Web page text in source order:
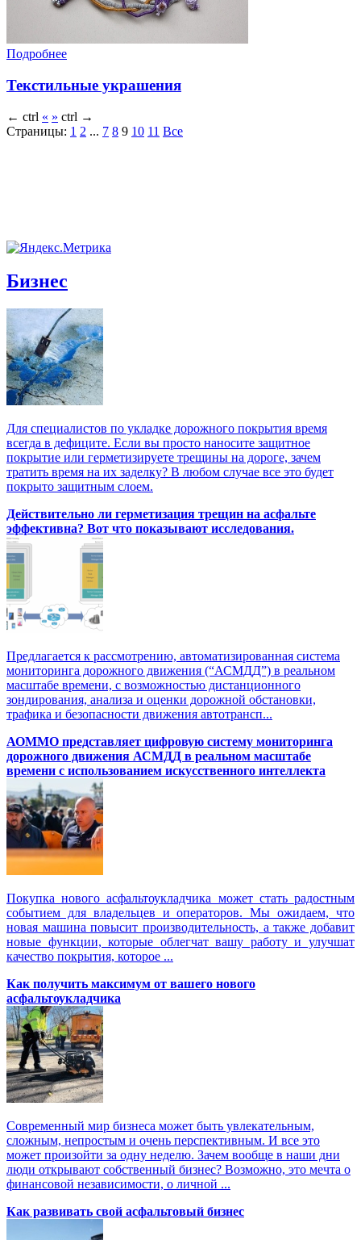
Подробнее
Текстильные украшения
← ctrl « » ctrl →
Страницы: 1 2 ... 7 8 9 10 11 Все
Бизнес
Для специалистов по укладке дорожного покрытия время
всегда в дефиците. Если вы просто наносите защитное
покрытие или герметизируете трещины на дороге, зачем
тратить время на их заделку? В любом случае все это будет
покрыто защитным слоем.
Действительно ли герметизация трещин на асфальте
эффективна? Вот что показывают исследования.
Предлагается к рассмотрению, автоматизированная система
мониторинга дорожного движения (“АСМДД”) в реальном
масштабе времени, с возможностью дистанционного
зондирования, анализа и оценки дорожной обстановки,
трафика и безопасности движения автотрансп...
АОММО представляет цифровую cистему мониторинга
дорожного движения АСМДД в реальном масштабе
времени с использованием искусственного интеллекта
Покупка нового асфальтоукладчика может стать радостным
событием для владельцев и операторов. Мы ожидаем, что
новая машина повысит производительность, а также добавит
новые функции, которые облегчат вашу работу и улучшат
качество покрытия, которое ...
Как получить максимум от вашего нового
асфальтоукладчика
Современный мир бизнеса может быть увлекательным,
сложным, непростым и очень перспективным. И все это
может произойти за одну неделю. Зачем вообще в наши дни
люди открывают собственный бизнес? Возможно, это мечта о
финансовой независимости, о личной ...
Как развивать свой асфальтовый бизнес